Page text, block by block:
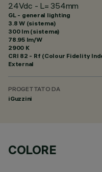
24Vdc - L= 354mm
GL - general lighting
3.8 W (sistema)
300 lm (sistema)
78.95 lm/W
2900 K
CRI 82 - Rf (Colour Fidelity
External
PROGETTATO DA
iGuzzini
COLORE